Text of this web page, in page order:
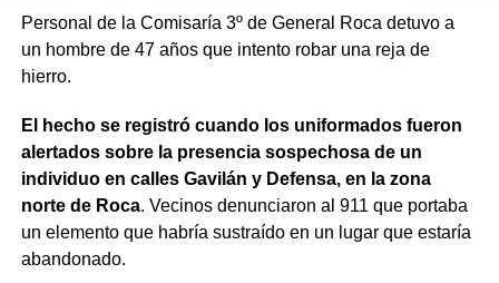
Personal de la Comisaría 3º de General Roca detuvo a
un hombre de 47 años que intento robar una reja de
hierro.
El hecho se registró cuando los uniformados fueron
alertados sobre la presencia sospechosa de un
individuo en calles Gavilán y Defensa, en la zona
norte de Roca. Vecinos denunciaron al 911 que portaba
un elemento que habría sustraído en un lugar que estaría
abandonado.